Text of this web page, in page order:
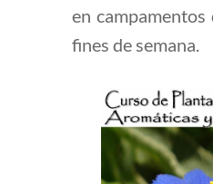
en campamentos
fines de semana.